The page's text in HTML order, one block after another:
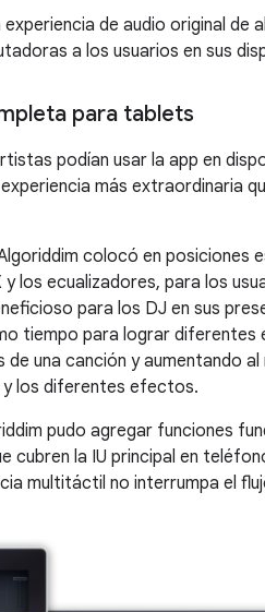
de audio original de
a los usuarios en sus
para tablets
podían usar la app en
más extraordinaria
colocó en posiciones
los ecualizadores, para los
para los DJ en sus
tiempo para lograr
una canción y aumentando
y los diferentes efectos.
pudo agregar funciones
cubren la IU principal en
multitáctil no interrumpa el